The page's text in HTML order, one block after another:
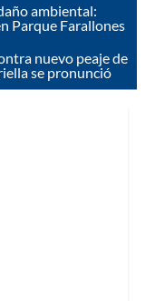
ambiental:
Parque Farallones
nuevo peaje de
se pronunció